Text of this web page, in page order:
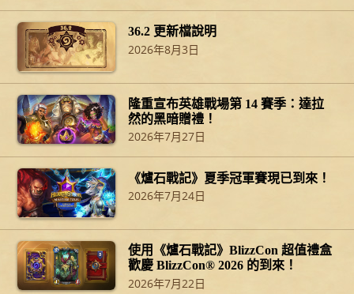
36.2 更新檔說明
2026年8月3日
隆重宣布英雄戰場第 14 賽季：達拉
然的黑暗贈禮！
2026年7月27日
《爐石戰記》夏季冠軍賽現已到來！
2026年7月24日
使用《爐石戰記》BlizzCon 超值禮盒
歡慶 BlizzCon® 2026 的到來！
2026年7月22日